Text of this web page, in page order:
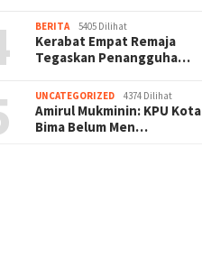
BERITA 5405 Dilihat
Kerabat Empat Remaja
Tegaskan Penangguha…
UNCATEGORIZED 4374 Dilihat
Amirul Mukminin: KPU Kota
Bima Belum Men…